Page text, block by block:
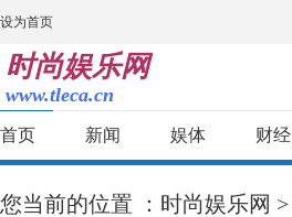
设为首页
时尚娱乐网
www.tleca.cn
首页 新闻 娱体 财经
您当前的位置 ： 时尚娱乐网 >